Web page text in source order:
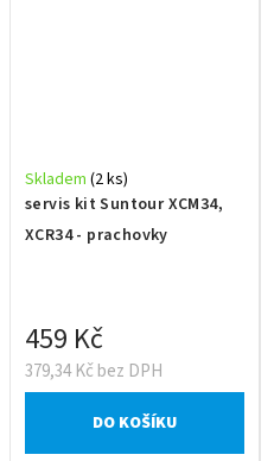
servis kit Suntour XCM34,
XCR34 - prachovky
Skladem (2 ks)
379,34 Kč bez DPH
459 Kč
DO KOŠÍKU